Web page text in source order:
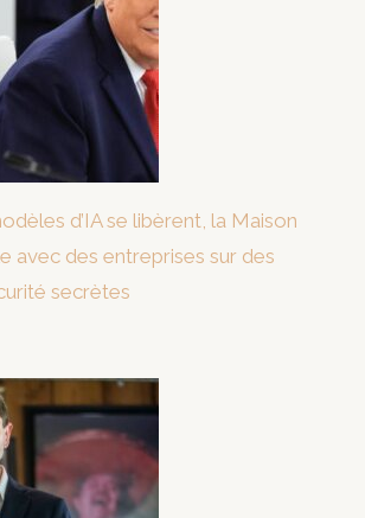
d’IA se libèrent, la Maison
avec des entreprises sur des
secrètes